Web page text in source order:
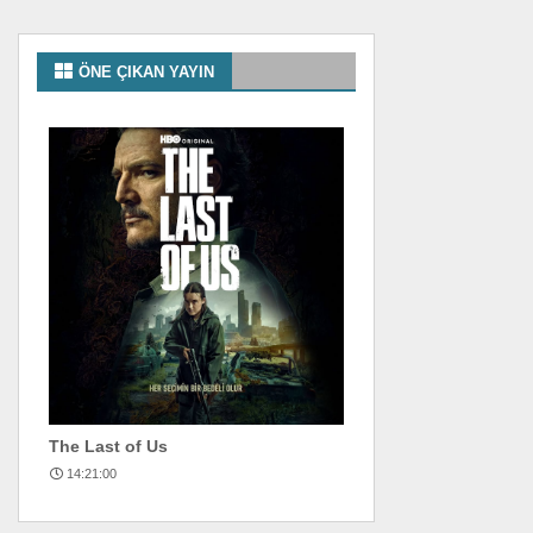
ÖNE ÇIKAN YAYIN
The Last of Us
14:21:00